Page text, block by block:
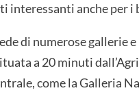
interessanti anche per i
di numerose gallerie
a 20 minuti
come la Galleria